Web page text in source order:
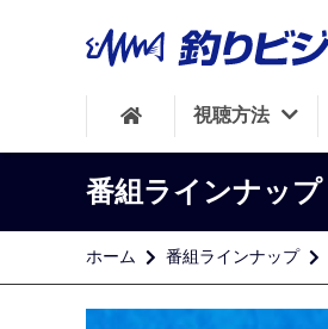
視聴方法
番組ラインナップ
ホーム 番組ラインナップ